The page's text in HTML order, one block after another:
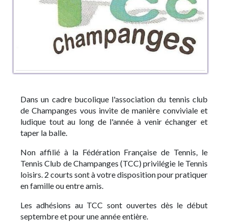
Dans un cadre bucolique l'association du tennis club
de Champanges vous invite de manière conviviale et
ludique tout au long de l'année à venir échanger et
taper la balle.
Non affilié à la Fédération Française de Tennis, le
Tennis Club de Champanges (TCC) privilégie le Tennis
loisirs. 2 courts sont à votre disposition pour pratiquer
en famille ou entre amis.
Les adhésions au TCC sont ouvertes dès le début
septembre et pour une année entière.